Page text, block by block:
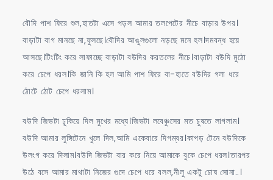
বৌদি পাশ ফিরে শুল,হাতটা এসে পড়ল আমার তলপেটের নীচে বাড়ার উপর।
বাড়াটা বাগ মানছে না,ফুলছে।বৌদির আঙুলগুলো নড়ছে মনে হল।দমবন্ধ হয়ে
আসছে।টিংটিং করে লাফাচ্ছে বাড়াটা বউদির করতলের নীচে।বাড়াটা বউদি মুঠো
করে চেপে ধরল।কি জানি কি হল আমি পাশ ফিরে বা-হাতে বউদির গলা ধরে
ঠোটে ঠোট চেপে ধরলাম।
বউদি জিভটা ঢূকিয়ে দিল মুখের মধ্যে।জিভটা লবেঞ্চুসের মত চুষতে লাগলাম।
বউদি আমার লুঙ্গিটেনে খুলে দিল,আমি একেবারে দিগম্বর।কাপড় টেনে বউদিকে
উলংগ করে দিলাম।বউদি জিভটা বার করে নিয়ে আমাকে বুকে চেপে ধরল।তারপর
উঠে বসে আমার মাথাটা নিজের গুদে চেপে ধরে বলল,নীলু একটু চোষ সোনা..।